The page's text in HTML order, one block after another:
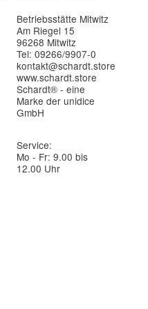
Betriebsstätte Mitwitz
Am Riegel 15
96268 Mitwitz
Tel: 09266/9907-0
kontakt@schardt.store
www.schardt.store
Schardt® - eine
Marke der unidice
GmbH
Service:
Mo - Fr: 9.00 bis
12.00 Uhr